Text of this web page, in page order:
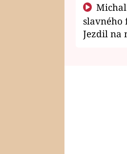
slavného
Jezdil na